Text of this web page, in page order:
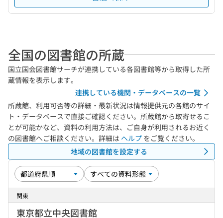
全国の図書館の所蔵
国立国会図書館サーチが連携している各図書館等から取得した所
蔵情報を表示します。
連携している機関・データベースの一覧
所蔵館、利用可否等の詳細・最新状況は情報提供元の各館のサイ
ト・データベースで直接ご確認ください。所蔵館から取寄せるこ
とが可能かなど、資料の利用方法は、ご自身が利用されるお近く
の図書館へご相談ください。詳細は ヘルプ をご覧ください。
地域の図書館を設定する
関東
東京都立中央図書館